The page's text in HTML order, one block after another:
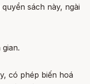
sách này, ngài
có phép biến hoá